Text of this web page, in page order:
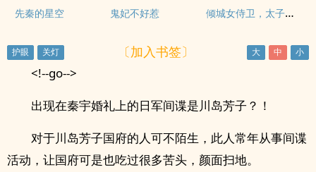
先秦的星空 鬼妃不好惹 倾城女侍卫，太子硬核宠
〔加入书签〕
<!--go-->
出现在秦宇婚礼上的日军间谍是川岛芳子？！
对于川岛芳子国府的人可不陌生，此人常年从事间谍
活动，让国府可是也吃过很多苦头，颜面扫地。